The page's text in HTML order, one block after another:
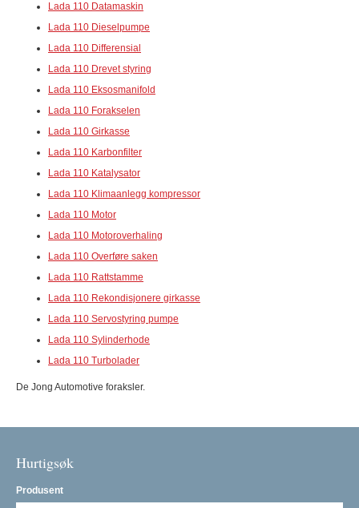
Lada 110 Datamaskin
Lada 110 Dieselpumpe
Lada 110 Differensial
Lada 110 Drevet styring
Lada 110 Eksosmanifold
Lada 110 Forakselen
Lada 110 Girkasse
Lada 110 Karbonfilter
Lada 110 Katalysator
Lada 110 Klimaanlegg kompressor
Lada 110 Motor
Lada 110 Motoroverhaling
Lada 110 Overføre saken
Lada 110 Rattstamme
Lada 110 Rekondisjonere girkasse
Lada 110 Servostyring pumpe
Lada 110 Sylinderhode
Lada 110 Turbolader
De Jong Automotive foraksler.
Hurtigsøk
Produsent